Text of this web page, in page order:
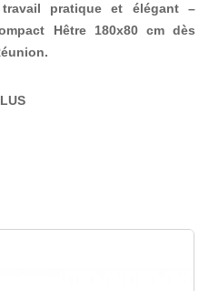
pratique et élégant –
Hêtre 180x80 cm dès